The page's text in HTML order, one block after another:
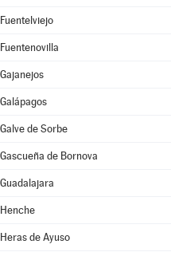
Fuentelviejo
Fuentenovilla
Gajanejos
Galápagos
Galve de Sorbe
Gascueña de Bornova
Guadalajara
Henche
Heras de Ayuso